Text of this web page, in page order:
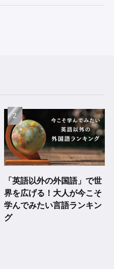
「英語以外の外国語」で世
界を広げる！大人が今こそ
学んでみたい言語ランキン
グ